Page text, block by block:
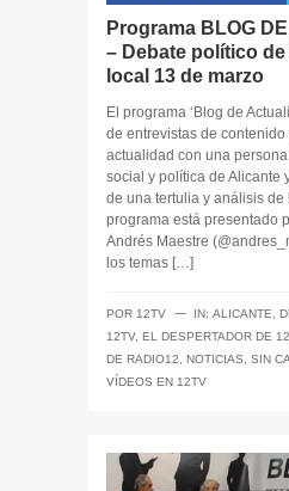
Programa BLOG
– Debate político
local 13 de marzo
El programa ‘Blog de
de entrevistas de contenido
actualidad con una
social y política de Alicante
de una tertulia y análisis de
programa está presentado
Andrés Maestre
los temas […]
POR 12TV ─ IN: ALICANTE
12TV, EL DESPERTADOR DE
DE RADIO12
NOTICIAS SIN
VÍDEOS EN 12TV